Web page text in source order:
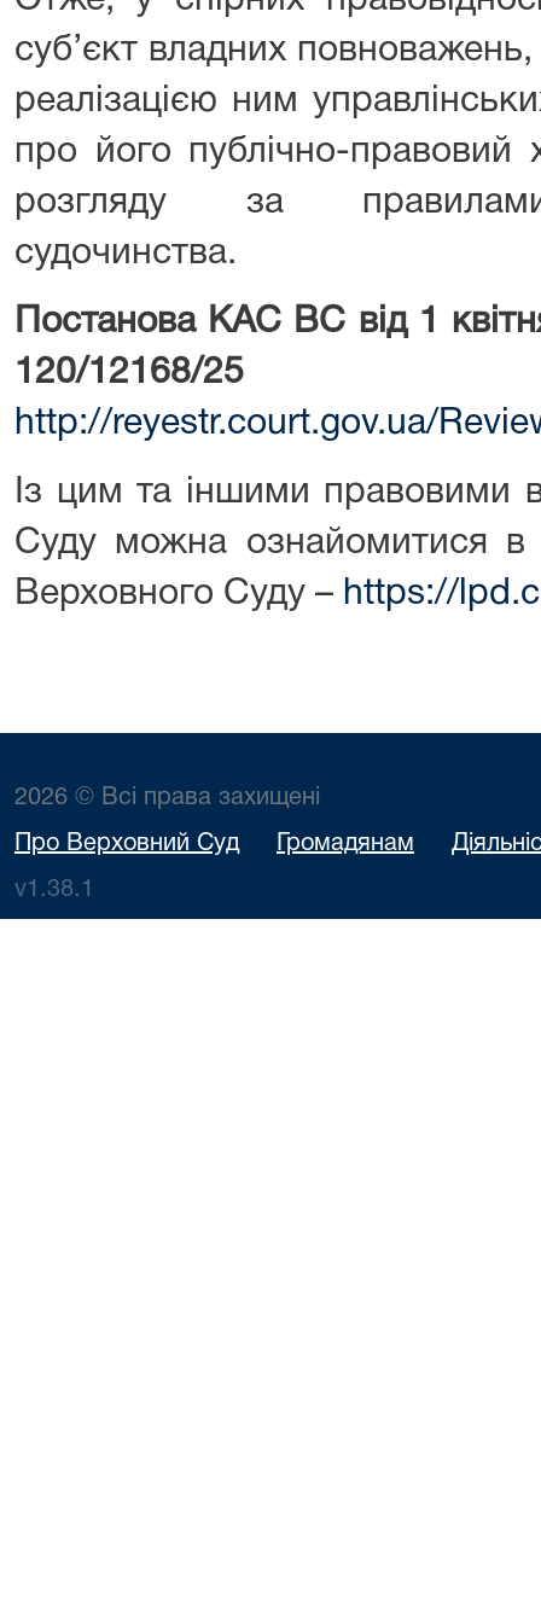
суб’єкт владних повноважень,
реалізацією ним
про його публічно-правовий
розгляду за правилами
судочинства.
Постанова КАС ВС від 1
120/12168/25
http://reyestr.court.gov.ua/
Із цим та іншими правовими
Суду можна ознайомитися в
Верховного Суду – https://
2026 © Всі права захищені
Про Верховний Суд Громадянам
v1.38.1